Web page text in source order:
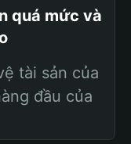
quá mức và
tài sản của
đầu của